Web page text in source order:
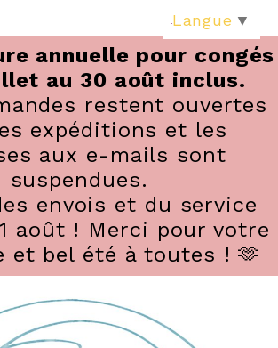
annuelle pour congés
au 30 août inclus.
restent ouvertes
expéditions et les
aux e-mails sont
suspendues.
envois et du service
août ! Merci pour votre
et bel été à toutes ! 🫶
Langue ▼